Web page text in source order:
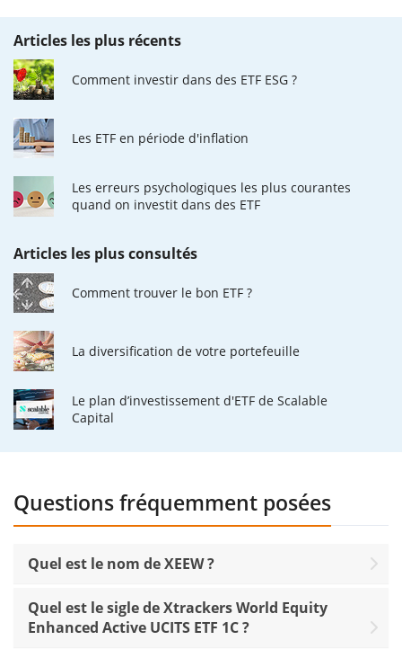
Articles les plus récents
Comment investir dans des ETF ESG ?
Les ETF en période d'inflation
Les erreurs psychologiques les plus courantes
quand on investit dans des ETF
Articles les plus consultés
Comment trouver le bon ETF ?
La diversification de votre portefeuille
Le plan d’investissement d'ETF de Scalable
Capital
Questions fréquemment posées
Quel est le nom de XEEW ?
Quel est le sigle de Xtrackers World Equity
Enhanced Active UCITS ETF 1C ?